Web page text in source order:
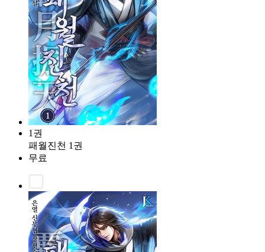
1권
패월진천 1권
무료